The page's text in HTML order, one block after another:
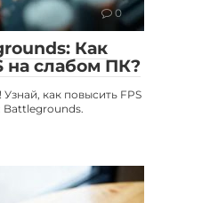
0
Как
на слабом ПК?
как повысить FPS
Battlegrounds.